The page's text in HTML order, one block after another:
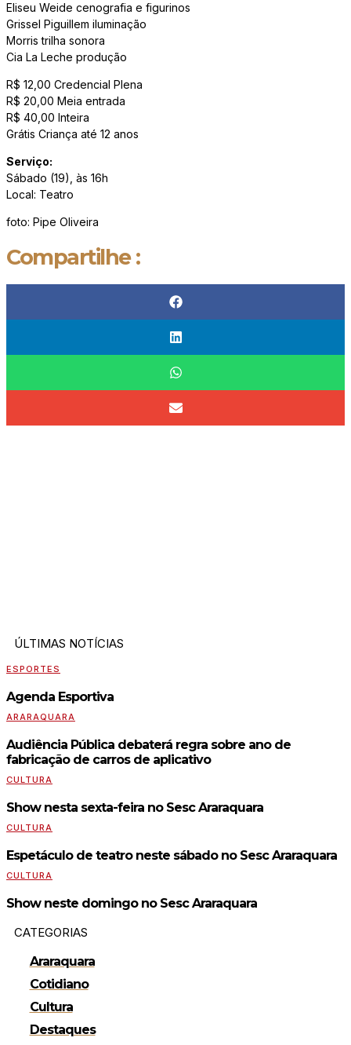
Eliseu Weide cenografia e figurinos
Grissel Piguillem iluminação
Morris trilha sonora
Cia La Leche produção
R$ 12,00 Credencial Plena
R$ 20,00 Meia entrada
R$ 40,00 Inteira
Grátis Criança até 12 anos
Serviço:
Sábado (19), às 16h
Local: Teatro
foto: Pipe Oliveira
Compartilhe :
ÚLTIMAS NOTÍCIAS
ESPORTES
Agenda Esportiva
ARARAQUARA
Audiência Pública debaterá regra sobre ano de
fabricação de carros de aplicativo
CULTURA
Show nesta sexta-feira no Sesc Araraquara
CULTURA
Espetáculo de teatro neste sábado no Sesc Araraquara
CULTURA
Show neste domingo no Sesc Araraquara
CATEGORIAS
Araraquara
Cotidiano
Cultura
Destaques